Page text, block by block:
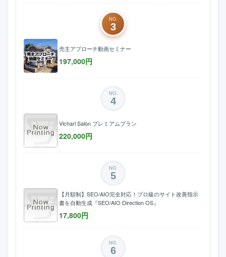
NO.
3
売主アプローチ動画セミナー
197,000円
NO.
4
Vicharl Salon プレミアムプラン
220,000円
NO.
5
【月額制】SEO/AIO完全対応！プロ級のサイト改善指示
書を自動生成『SEO/AIO Direction OS』
17,800円
NO.
6